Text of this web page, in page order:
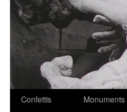
Confettis
Monuments